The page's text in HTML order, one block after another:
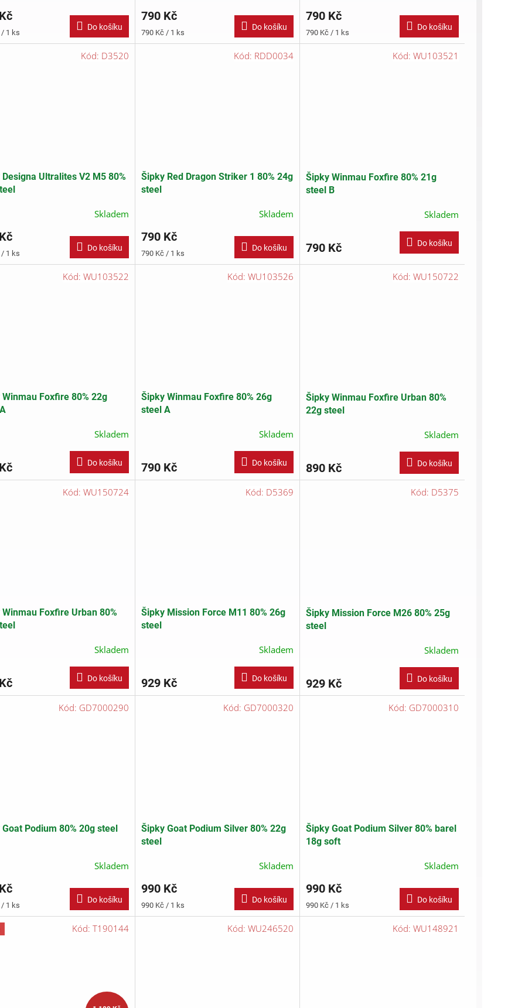
/ 1 ks
Do košíku
790 Kč
Měrná
cena:
790 Kč / 1 ks
Do košíku
790 Kč
Měrná
cena:
790 Kč / 1 ks
Do košíku
Ultralites V2 M5 80%
Skladem
/ 1 ks
Do košíku
Kód: D3520
Šipky Red Dragon Striker 1 80% 24g
steel
Skladem
790 Kč
Měrná
cena:
790 Kč / 1 ks
Do košíku
Kód: RDD0034
Šipky Winmau Foxfire 80% 21g
steel B
Skladem
790 Kč Do košíku
Kód: WU103521
Foxfire 80% 22g
Skladem
Do košíku
Kód: WU103522
Šipky Winmau Foxfire 80% 26g
steel A
Skladem
790 Kč Do košíku
Kód: WU103526
Šipky Winmau Foxfire Urban 80%
22g steel
Skladem
890 Kč Do košíku
Kód: WU150722
Foxfire Urban 80%
Skladem
Do košíku
Kód: WU150724
Šipky Mission Force M11 80% 26g
steel
Skladem
929 Kč Do košíku
Kód: D5369
Šipky Mission Force M26 80% 25g
steel
Skladem
929 Kč Do košíku
Kód: D5375
Podium 80% 20g steel
Skladem
/ 1 ks
Do košíku
Kód: GD7000290
Šipky Goat Podium Silver 80% 22g
steel
Skladem
990 Kč
Měrná
cena:
990 Kč / 1 ks
Do košíku
Kód: GD7000320
Šipky Goat Podium Silver 80% barel
18g soft
Skladem
990 Kč
Měrná
cena:
990 Kč / 1 ks
Do košíku
Kód: GD7000310
Kód: T190144 Kód: WU246520 Kód: WU148921